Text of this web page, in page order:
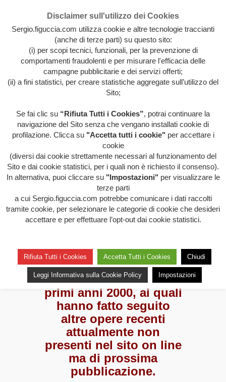
Archivio intera attività artistica di Sergio Figuccia & Opinionismo
personale
HOME/L'INFORMALE /L’INFORMALE-
L’INFORMALE- presentazione
Si tratta di lavori
sperimentali iniziati nei
primi anni 2000, ai quali
hanno fatto seguito
altre opere recenti
attualmente non
presenti nel sito on line
ma di prossima
pubblicazione.
Disclaimer sull'utilizzo dei Cookies
Sergio.figuccia.com utilizza cookie e altre tecnologie traccianti
(anche di terze parti) su questo sito:
(i) per scopi tecnici, funzionali, per la prevenzione di
comportamenti fraudolenti e per misurare l'efficacia delle
campagne pubblicitarie e dei servizi offerti;
(ii) a fini statistici, per creare statistiche aggregate sull’utilizzo del
Sito;
Se fai clic su “Rifiuta Tutti i Cookies”, potrai continuare la
navigazione del Sito senza che vengano installati cookie di
profilazione. Clicca su "Accetta tutti i cookie" per accettare i
cookie
(diversi dai cookie strettamente necessari al funzionamento del
Sito e dai cookie statistici, per i quali non è richiesto il consenso).
In alternativa, puoi cliccare su "Impostazioni" per visualizzare le
terze parti
a cui Sergio.figuccia.com potrebbe comunicare i dati raccolti
tramite cookie, per selezionare le categorie di cookie che desideri
accettare e per effettuare l’opt-out dai cookie statistici.
Rifiuta Tutti i Cookies Accetta Tutti i Cookies Chiudi
Leggi Informativa sulla Cookie Policy Impostazioni